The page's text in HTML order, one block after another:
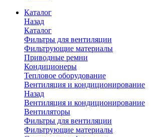
Каталог
Назад
Каталог
Фильтры для вентиляции
Фильтрующие материалы
Приводные ремни
Кондиционеры
Тепловое оборудование
Вентиляция и кондиционирование
Назад
Вентиляция и кондиционирование
Вентиляторы
Фильтры для вентиляции
Фильтрующие материалы